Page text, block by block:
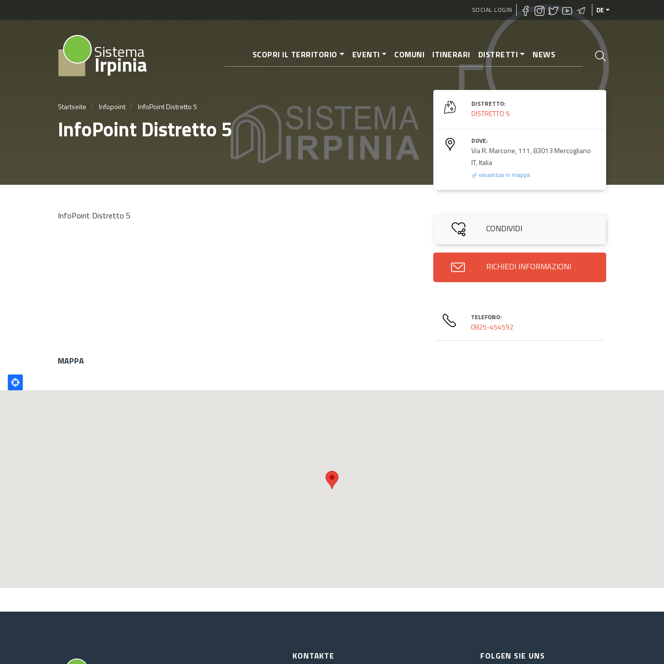
zum
SOCIAL LOGIN DE
Sistema
Irpinia SCOPRI IL TERRITORIO EVENTI COMUNI ITINERARI DISTRETTI NEWS
Startseite Infopoint InfoPoint Distretto 5
InfoPoint Distretto 5
InfoPoint Distretto 5
DISTRETTO:
DISTRETTO 5
DOVE:
Via R. Marcone, 111, 83013 Mercogliano
IT, Italia
visualizza in mappa
CONDIVIDI
RICHIEDI INFORMAZIONI
TELEFONO:
0825-454592
MAPPA
KONTAKTE FOLGEN SIE UNS